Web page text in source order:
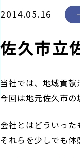
2014.05.16
佐久市立
当社では、地域貢
今回は地元佐久市
会社とはどういった
それらを少しでも